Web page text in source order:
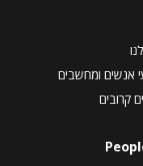
אנשים ומחשבים
קרובים